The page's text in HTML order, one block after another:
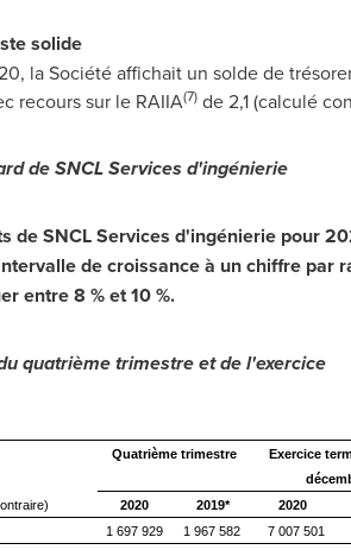
solide
la Société affichait un solde de
recours sur le RAIIA(7)de 2,1 (calculé
de SNCL Services d'ingénierie
de SNCL Services d'ingénierie pour
de croissance à un chiffre par
entre 8 % et 10 %.
quatrième trimestre et de l'exercice
Quatrième trimestre
Exercice
2020
2019* 2020
1 697 929 1 967 582 7 007 501